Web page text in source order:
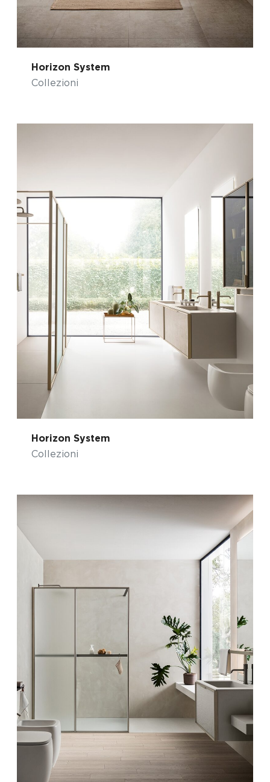
Horizon System
Collezioni
Horizon System
Collezioni